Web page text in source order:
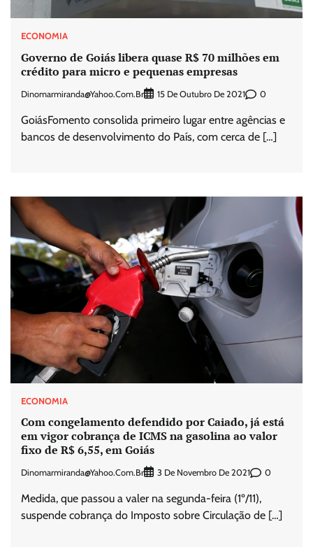
ECONOMIA
Governo de Goiás libera quase R$ 70 milhões em
crédito para micro e pequenas empresas
Dinomarmiranda@yahoo.com.br 15 De Outubro De 2021 0
GoiásFomento consolida primeiro lugar entre agências e
bancos de desenvolvimento do País, com cerca de […]
ECONOMIA
Com congelamento defendido por Caiado, já está
em vigor cobrança de ICMS na gasolina ao valor
fixo de R$ 6,55, em Goiás
Dinomarmiranda@yahoo.com.br 3 De Novembro De 2021 0
Medida, que passou a valer na segunda-feira (1º/11),
suspende cobrança do Imposto sobre Circulação de […]